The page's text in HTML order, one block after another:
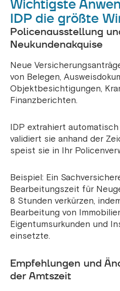
Wichtigste
IDP die größte
Policenausstellung
Neukundenakquise
Neue
von Belegen,
Objektbesichtigungen,
Finanzberichten.
IDP extrahiert
validiert sie anhand der
speist sie in Ihr
Beispiel: Ein
Bearbeitungszeit für
8 Stunden verkürzen,
Bearbeitung von
Eigentumsurkunden und
einsetzte.
Empfehlungen und
der Amtszeit